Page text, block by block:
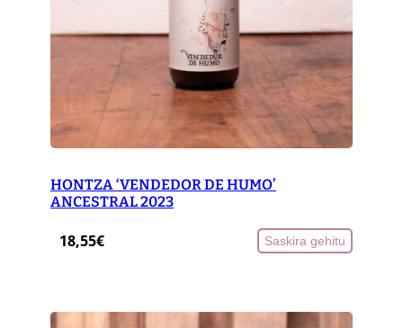
HONTZA ‘VENDEDOR DE HUMO’
ANCESTRAL 2023
18,55€ Saskira gehitu